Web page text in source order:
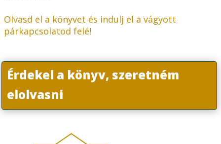
Olvasd el a könyvet és indulj el a vágyott
párkapcsolatod felé!
Érdekel a könyv, szeretném
elolvasni